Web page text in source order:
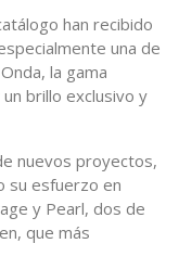
han recibido
una de
la gama
brillo exclusivo y
nuevos proyectos,
su esfuerzo en
y Pearl, dos de
que más